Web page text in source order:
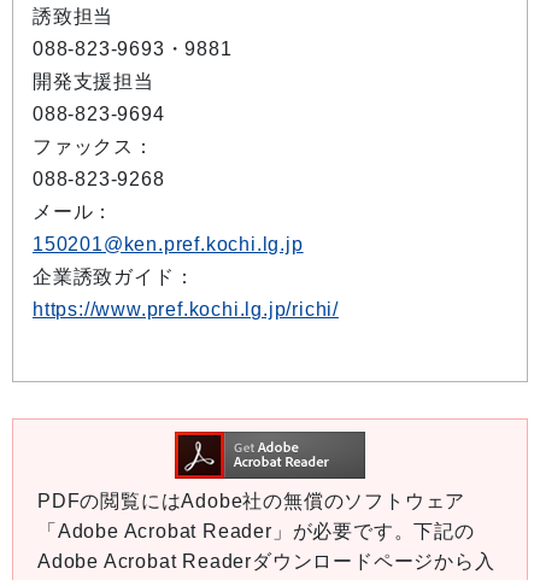
誘致担当
088-823-9693・9881
開発支援担当
088-823-9694
ファックス：
088-823-9268
メール：
150201@ken.pref.kochi.lg.jp
企業誘致ガイド：
https://www.pref.kochi.lg.jp/richi/
PDFの閲覧にはAdobe社の無償のソフトウェア
「Adobe Acrobat Reader」が必要です。下記の
Adobe Acrobat Readerダウンロードページから入